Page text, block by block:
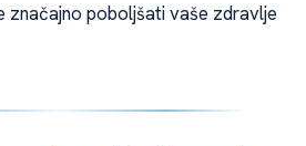
značajno poboljšati vaše zdravlje